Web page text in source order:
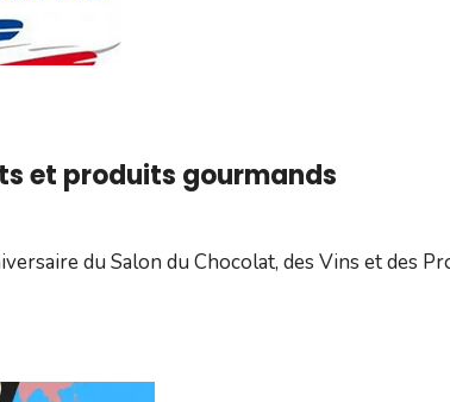
et produits gourmands
du Salon du Chocolat, des Vins et des